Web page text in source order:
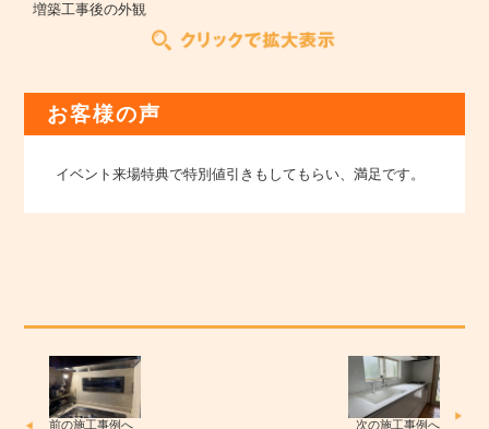
増築工事後の外観
お客様の声
イベント来場特典で特別値引きもしてもらい、満足です。
前の施工事例へ 次の施工事例へ